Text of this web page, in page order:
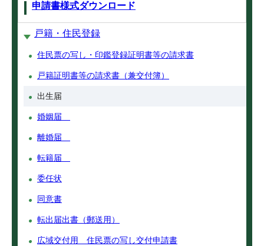
申請書様式ダウンロード
戸籍・住民登録
住民票の写し・印鑑登録証明書等の請求書
戸籍証明書等の請求書（兼交付簿）
出生届
婚姻届
離婚届
転籍届
委任状
同意書
転出届出書（郵送用）
広域交付用 住民票の写し交付申請書